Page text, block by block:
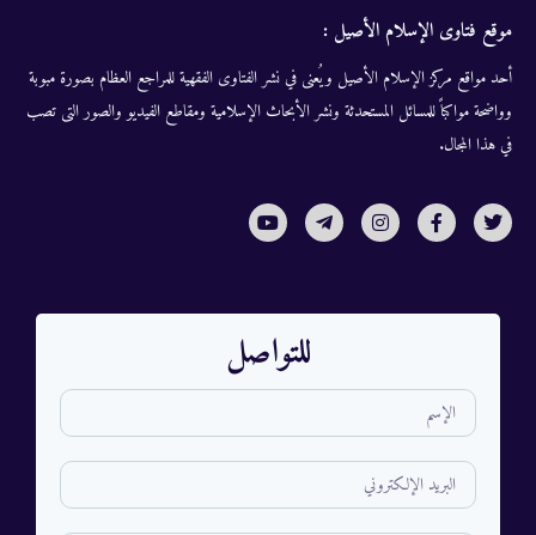
موقع فتاوى الإسلام الأصيل :
أحد مواقع مركز الإسلام الأصيل ويُعنى في نشر الفتاوى الفقهية للمراجع العظام بصورة مبوبة
وواضحة مواكباً للمسائل المستحدثة ونشر الأبحاث الإسلامية ومقاطع الفيديو والصور التى تصب
في هذا المجال.
للتواصل